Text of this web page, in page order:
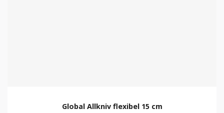
Global Allkniv flexibel 15 cm